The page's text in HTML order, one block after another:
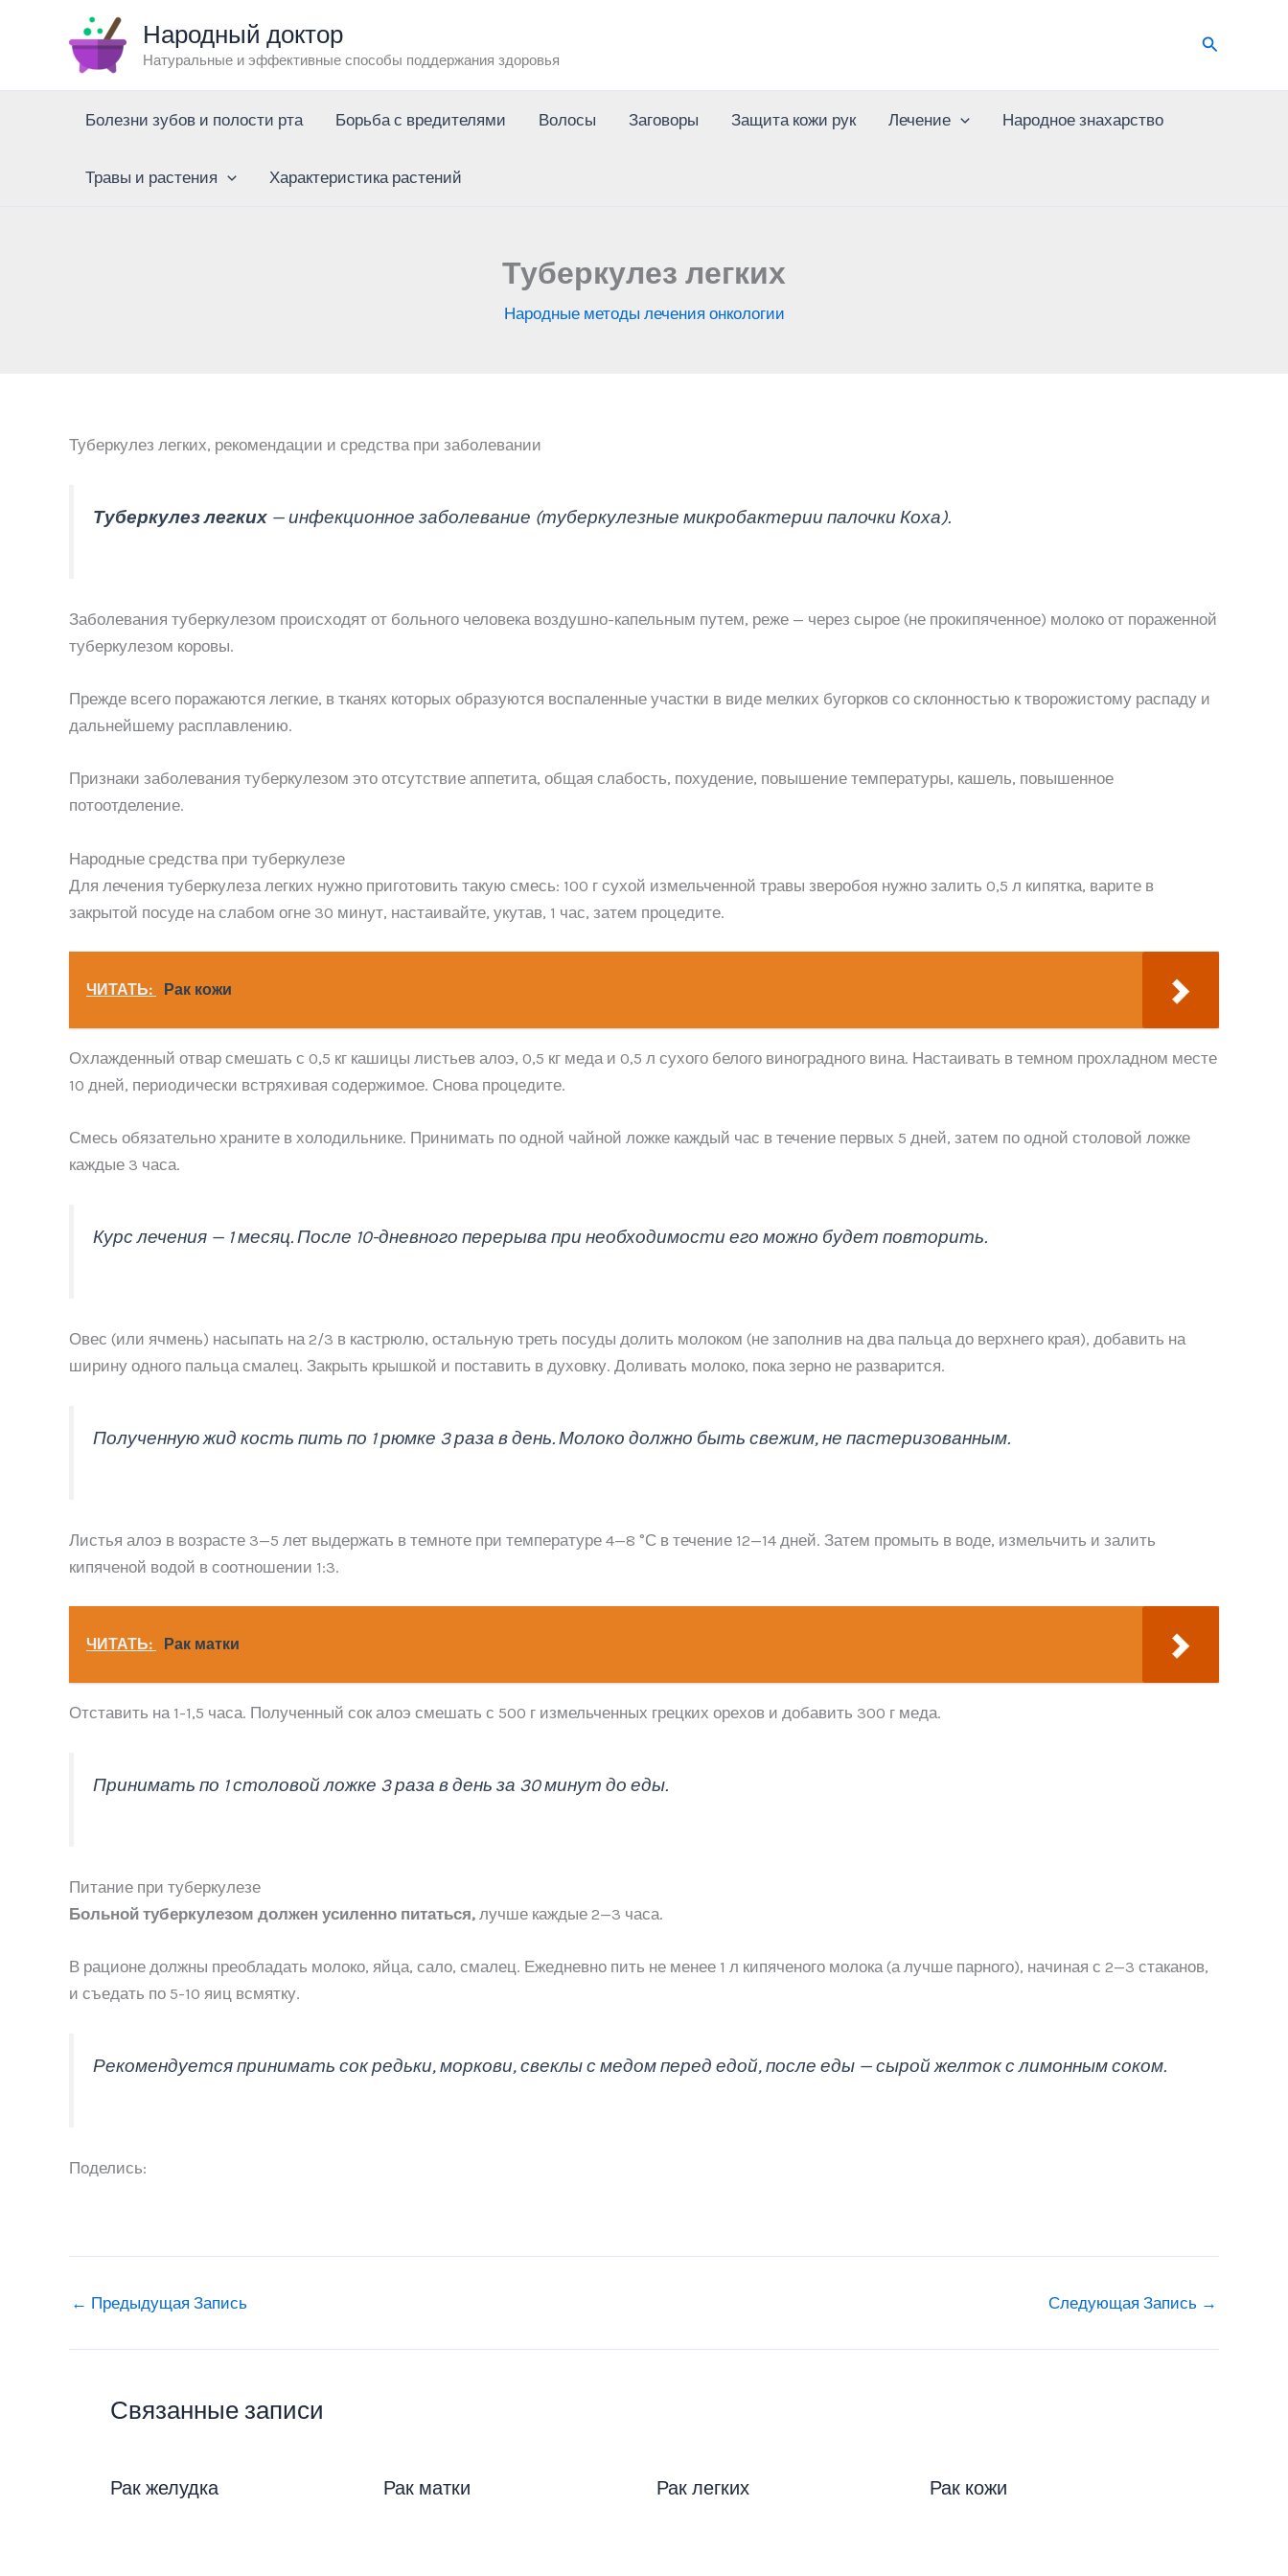
содержимому
Народный доктор
Натуральные и эффективные способы поддержания здоровья
Поиск
Болезни зубов и полости рта Борьба с вредителями Волосы Заговоры Защита кожи рук Лечение Народное знахарство
Травы и растения Характеристика растений
Туберкулез легких
Народные методы лечения онкологии
Туберкулез легких, рекомендации и средства при заболевании
Туберкулез легких — инфекционное заболевание (туберкулезные микробактерии палочки Коха).
Заболевания туберкулезом происходят от больного человека воздушно-капельным путем, реже — через сырое (не прокипяченное) молоко от пораженной
туберкулезом коровы.
Прежде всего поражаются легкие, в тканях которых образуются воспаленные участки в виде мелких бугорков со склонностью к творожистому распаду и
дальнейшему расплавлению.
Признаки заболевания туберкулезом это отсутствие аппетита, общая слабость, похудение, повышение температуры, кашель, повышенное
потоотделение.
Народные средства при туберкулезе
Для лечения туберкулеза легких нужно приготовить такую смесь: 100 г сухой измельченной травы зверобоя нужно залить 0,5 л кипятка, варите в
закрытой посуде на слабом огне 30 минут, настаивайте, укутав, 1 час, затем процедите.
ЧИТАТЬ: Рак кожи
Охлажденный отвар смешать с 0,5 кг кашицы листьев алоэ, 0,5 кг меда и 0,5 л сухого белого виноградного вина. Настаивать в темном прохладном месте
10 дней, периодически встряхивая содержимое. Снова процедите.
Смесь обязательно храните в холодильнике. Принимать по одной чайной ложке каждый час в течение первых 5 дней, затем по одной столовой ложке
каждые 3 часа.
Курс лечения — 1 месяц. После 10-дневного перерыва при необходимости его можно будет повторить.
Овес (или ячмень) насыпать на 2/3 в кастрюлю, остальную треть посуды долить молоком (не заполнив на два пальца до верхнего края), добавить на
ширину одного пальца смалец. Закрыть крышкой и поставить в духовку. Доливать молоко, пока зерно не разварится.
Полученную жид кость пить по 1 рюмке 3 раза в день. Молоко должно быть свежим, не пастеризованным.
Листья алоэ в возрасте 3—5 лет выдержать в темноте при температуре 4—8 °С в течение 12—14 дней. Затем промыть в воде, измельчить и залить
кипяченой водой в соотношении 1:3.
ЧИТАТЬ: Рак матки
Отставить на 1-1,5 часа. Полученный сок алоэ смешать с 500 г измельченных грецких орехов и добавить 300 г меда.
Принимать по 1 столовой ложке 3 раза в день за 30 минут до еды.
Питание при туберкулезе
Больной туберкулезом должен усиленно питаться, лучше каждые 2—3 часа.
В рационе должны преобладать молоко, яйца, сало, смалец. Ежедневно пить не менее 1 л кипяченого молока (а лучше парного), начиная с 2—3 стаканов,
и съедать по 5-10 яиц всмятку.
Рекомендуется принимать сок редьки, моркови, свеклы с медом перед едой, после еды — сырой желток с лимонным соком.
Поделись:
← Предыдущая Запись Следующая Запись →
Связанные записи
Рак желудка Рак матки Рак легких Рак кожи